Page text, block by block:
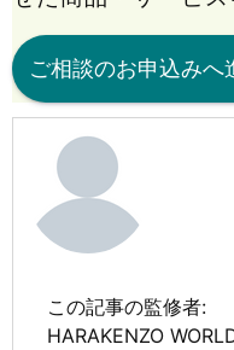
ご相談のお申込みへ
この記事の監修者:
HARAKENZO